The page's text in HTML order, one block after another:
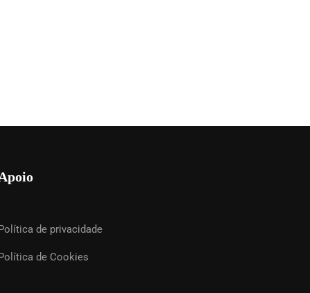
de privacidade
de Cookies